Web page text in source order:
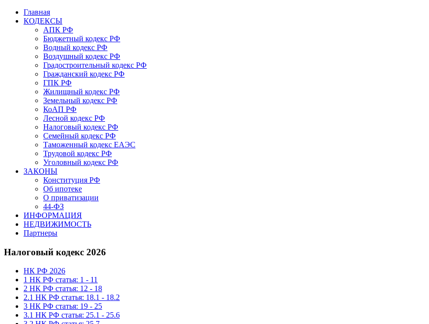
Главная
КОДЕКСЫ
АПК РФ
Бюджетный кодекс РФ
Водный кодекс РФ
Воздушный кодекс РФ
Градостроительный кодекс РФ
Гражданский кодекс РФ
ГПК РФ
Жилищный кодекс РФ
Земельный кодекс РФ
КоАП РФ
Лесной кодекс РФ
Налоговый кодекс РФ
Семейный кодекс РФ
Таможенный кодекс ЕАЭС
Трудовой кодекс РФ
Уголовный кодекс РФ
ЗАКОНЫ
Конституция РФ
Об ипотеке
О приватизации
44-ФЗ
ИНФОРМАЦИЯ
НЕДВИЖИМОСТЬ
Партнеры
Налоговый кодекс 2026
НК РФ 2026
1 НК РФ статья: 1 - 11
2 НК РФ статья: 12 - 18
2.1 НК РФ статья: 18.1 - 18.2
3 НК РФ статья: 19 - 25
3.1 НК РФ статья: 25.1 - 25.6